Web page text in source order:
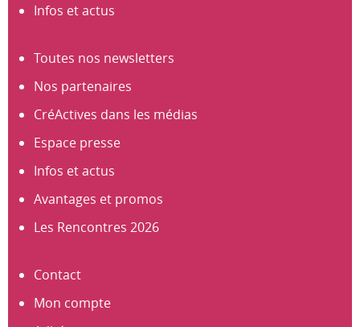
Infos et actus
Toutes nos newsletters
Nos partenaires
CréActives dans les médias
Espace presse
Infos et actus
Avantages et promos
Les Rencontres 2026
Contact
Mon compte